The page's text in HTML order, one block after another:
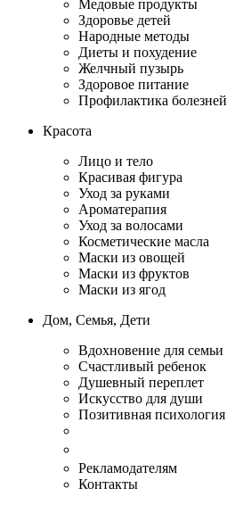
Медовые продукты
Здоровье детей
Народные методы
Диеты и похудение
Желчный пузырь
Здоровое питание
Профилактика болезней
Красота
Лицо и тело
Красивая фигура
Уход за руками
Ароматерапия
Уход за волосами
Косметические масла
Маски из овощей
Маски из фруктов
Маски из ягод
Дом, Семья, Дети
Вдохновение для семьи
Счастливый ребенок
Душевный переплет
Искусство для души
Позитивная психология
Рекламодателям
Контакты